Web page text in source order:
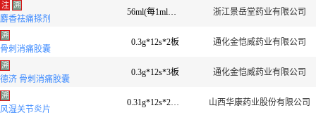
广东泰恩康制药厂有限公司
广西维威制药有限公司 成都通德药业有限公司
0.3g*12s*3板(糖衣
注 溯
麝香祛痛搽剂
56ml(每1ml相当于饮片43mg) 浙江景岳堂药业有限公司
溯
骨刺消痛胶囊
0.3g*12s*2板 通化金恺威药业有限公司
溯
德济 骨刺消痛胶囊
0.3g*12s*3板 通化金恺威药业有限公司
溯
风湿关节炎片
0.31g*12s*2板(薄膜衣) 山西华康药业股份有限公司